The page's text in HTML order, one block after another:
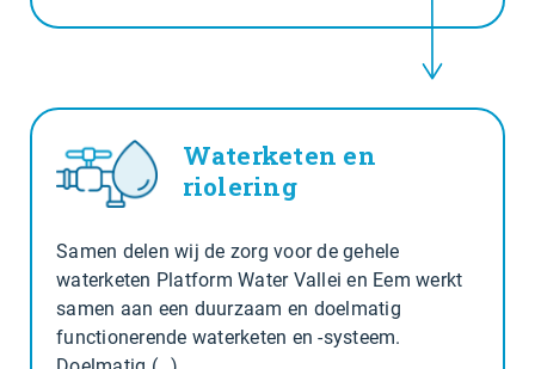
Waterketen en
riolering
Samen delen wij de zorg voor de gehele
waterketen Platform Water Vallei en Eem werkt
samen aan een duurzaam en doelmatig
functionerende waterketen en -systeem.